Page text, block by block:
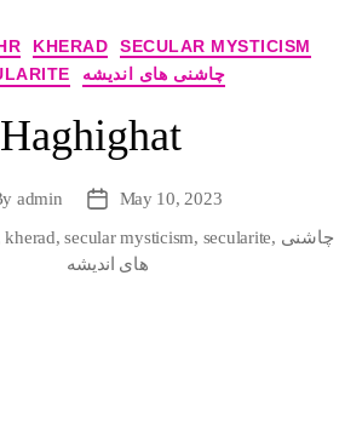
Categories
KHERAD
SECULAR MYSTICISM
چاشنی های اندیشه
Haghighat
admin
PostMay 10, 2023
kherad,secular mysticism, secularite, چاشنی
های اندیشه